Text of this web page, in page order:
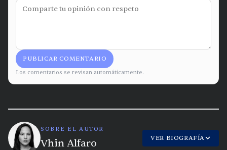
PUBLICAR COMENTARIO
Los comentarios se revisan automáticamente.
SOBRE EL AUTOR
Vhin Alfaro VER BIOGRAFÍA